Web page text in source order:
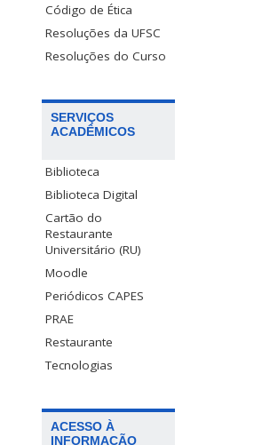
Código de Ética
Resoluções da UFSC
Resoluções do Curso
SERVIÇOS
ACADÊMICOS
Biblioteca
Biblioteca Digital
Cartão do
Restaurante
Universitário (RU)
Moodle
Periódicos CAPES
PRAE
Restaurante
Tecnologias
ACESSO À
INFORMAÇÃO